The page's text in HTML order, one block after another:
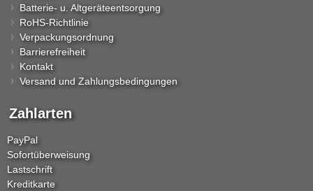
Batterie- u. Altgeräteentsorgung
RoHS-Richtlinie
Verpackungsordnung
Barrierefreiheit
Kontakt
Versand und Zahlungsbedingungen
Zahlarten
PayPal
Sofortüberweisung
Lastschrift
Kreditkarte